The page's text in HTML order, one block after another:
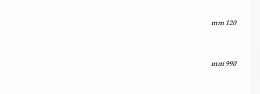
120 mm
990 mm